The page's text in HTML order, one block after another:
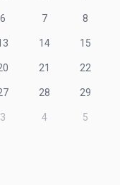
6 7 8
14 15
21 22
28 29
3 4 5